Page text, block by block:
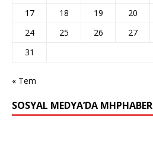
17
18 19 20
24
25 26 27
31
« Tem
SOSYAL MEDYA’DA MHPHABER